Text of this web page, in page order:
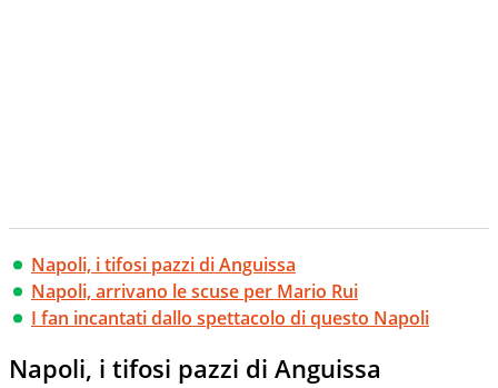
Napoli, i tifosi pazzi di Anguissa
Napoli, arrivano le scuse per Mario Rui
I fan incantati dallo spettacolo di questo Napoli
Napoli, i tifosi pazzi di Anguissa